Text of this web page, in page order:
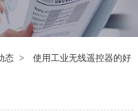
态 > 使用工业无线遥控器的好